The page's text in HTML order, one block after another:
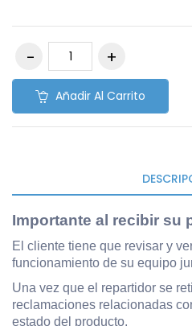
Añadir Al Carrito
Importante al recibir su
El cliente tiene que revisar y
funcionamiento de su equipo
Una vez que el repartidor se
reclamaciones relacionadas
estado del producto.